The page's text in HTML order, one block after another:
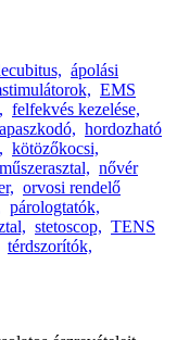
ápolási
EMS
felfekvés kezelése,
hordozható
kötözőkocsi,
műszerasztal, nővér
orvosi rendelő
párologtatók,
stetoscop, TENS
térdszorítók,